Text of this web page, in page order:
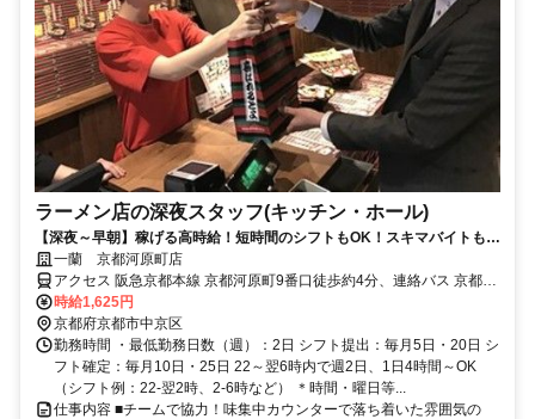
ラーメン店の深夜スタッフ(キッチン・ホール)
【深夜～早朝】稼げる高時給！短時間のシフトもOK！スキマバイトも日
払いも可・髪色自由！
一蘭 京都河原町店
アクセス 阪急京都本線 京都河原町9番口徒歩約4分、連絡バス 京都河
原町9番口徒歩約4分、京阪本線 祇園四条4番口徒歩約7分 「四条河原
町(各バス停)」より徒歩1～3分
時給1,625円
京都府京都市中京区
勤務時間 ・最低勤務日数（週）：2日 シフト提出：毎月5日・20日 シ
フト確定：毎月10日・25日 22～翌6時内で週2日、1日4時間～OK
（シフト例：22-翌2時、2-6時など） ＊時間・曜日等...
仕事内容 ■チームで協力！味集中カウンターで落ち着いた雰囲気の